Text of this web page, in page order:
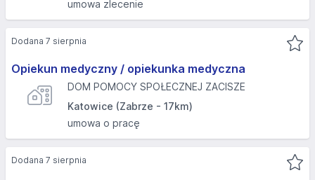
umowa zlecenie
Opiekun medyczny / opiekunka medyczna
DOM POMOCY SPOŁECZNEJ ZACISZE
Katowice (Zabrze - 17km)
umowa o pracę
Dodana 7 sierpnia
Dodana 7 sierpnia